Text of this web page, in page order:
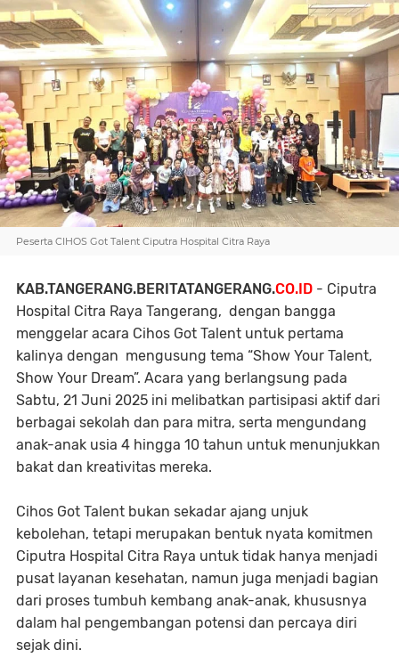
Peserta CIHOS Got Talent Ciputra Hospital Citra Raya
KAB.TANGERANG.BERITATANGERANG.CO.ID - Ciputra
Hospital Citra Raya Tangerang, dengan bangga
menggelar acara Cihos Got Talent untuk pertama
kalinya dengan mengusung tema “Show Your Talent,
Show Your Dream”. Acara yang berlangsung pada
Sabtu, 21 Juni 2025 ini melibatkan partisipasi aktif dari
berbagai sekolah dan para mitra, serta mengundang
anak-anak usia 4 hingga 10 tahun untuk menunjukkan
bakat dan kreativitas mereka.
Cihos Got Talent bukan sekadar ajang unjuk
kebolehan, tetapi merupakan bentuk nyata komitmen
Ciputra Hospital Citra Raya untuk tidak hanya menjadi
pusat layanan kesehatan, namun juga menjadi bagian
dari proses tumbuh kembang anak-anak, khususnya
dalam hal pengembangan potensi dan percaya diri
sejak dini.